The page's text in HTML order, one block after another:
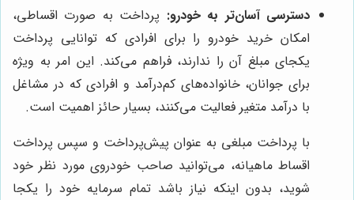
دسترسی آسان‌تر به خودرو: پرداخت به صورت اقساطی،
امکان خرید خودرو را برای افرادی که توانایی پرداخت
یکجای مبلغ آن را ندارند، فراهم می‌کند. این امر به ویژه
برای جوانان، خانواده‌های کم‌درآمد و افرادی که در مشاغل
با درآمد متغیر فعالیت می‌کنند، بسیار حائز اهمیت است.
با پرداخت مبلغی به عنوان پیش‌پرداخت و سپس پرداخت
اقساط ماهیانه، می‌توانید صاحب خودروی مورد نظر خود
شوید، بدون اینکه نیاز باشد تمام سرمایه خود را یکجا